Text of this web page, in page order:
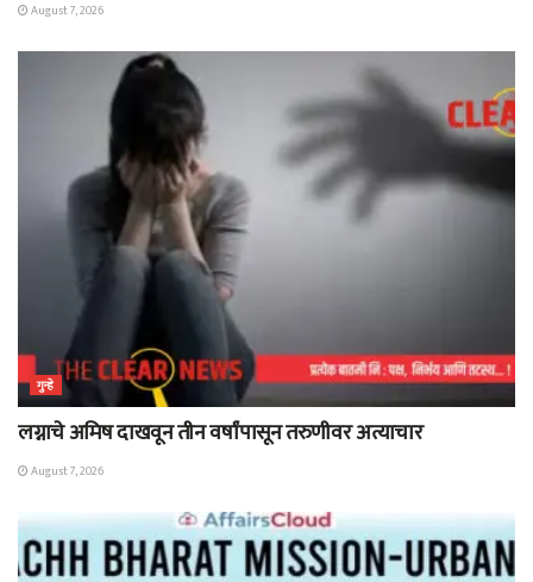
August 7, 2026
गुन्हे
लग्नाचे अमिष दाखवून तीन वर्षांपासून तरुणीवर अत्याचार
August 7, 2026